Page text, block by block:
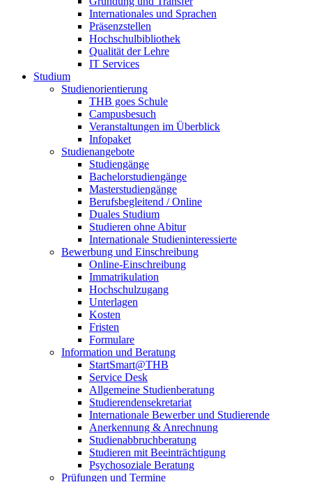
Internationales und Sprachen
Präsenzstellen
Hochschulbibliothek
Qualität der Lehre
IT Services
Studium
Studienorientierung
THB goes Schule
Campusbesuch
Veranstaltungen im Überblick
Infopaket
Studienangebote
Studiengänge
Bachelorstudiengänge
Masterstudiengänge
Berufsbegleitend / Online
Duales Studium
Studieren ohne Abitur
Internationale Studieninteressierte
Bewerbung und Einschreibung
Online-Einschreibung
Immatrikulation
Hochschulzugang
Unterlagen
Kosten
Fristen
Formulare
Information und Beratung
StartSmart@THB
Service Desk
Allgemeine Studienberatung
Studierendensekretariat
Internationale Bewerber und Studierende
Anerkennung & Anrechnung
Studienabbruchberatung
Studieren mit Beeinträchtigung
Psychosoziale Beratung
Prüfungen und Termine